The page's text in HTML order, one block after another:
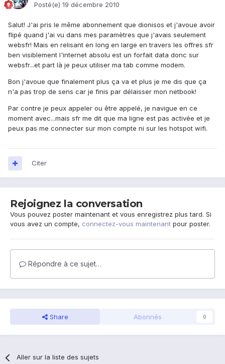
Posté(e) 19 décembre 2010
Salut! J'ai pris le même abonnement que dionisos et j'avoue avoir
flipé quand j'ai vu dans mes paramètres que j'avais seulement
websfr! Mais en relisant en long en large en travers les offres sfr
ben visiblement l'internet absolu est un forfait data donc sur
websfr...et part là je peux utiliser ma tab comme modem.
Bon j'avoue que finalement plus ça va et plus je me dis que ça
n'a pas trop de sens car je finis par délaisser mon netbook!
Par contre je peux appeler ou être appelé, je navigue en ce
moment avec...mais sfr me dit que ma ligne est pas activée et je
peux pas me connecter sur mon compte ni sur les hotspot wifi.
Citer
Rejoignez la conversation
Vous pouvez poster maintenant et vous enregistrez plus tard. Si
vous avez un compte, connectez-vous maintenant pour poster.
Répondre à ce sujet…
Share Abonnés 0
Aller sur la liste des sujets